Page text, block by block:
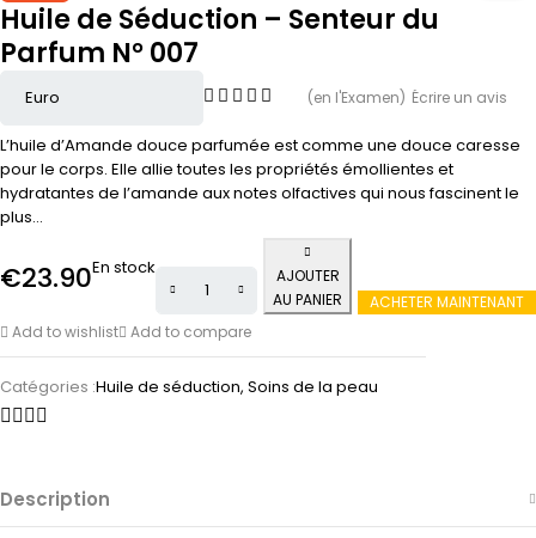
Huile de Séduction – Senteur du
Parfum N° 007
(en l'Examen) Écrire un avis
L’huile d’Amande douce parfumée est comme une douce caresse
pour le corps. Elle allie toutes les propriétés émollientes et
hydratantes de l’amande aux notes olfactives qui nous fascinent le
plus…
€23.90En stock
AJOUTER
AU PANIER
ACHETER MAINTENANT
Add to wishlist Add to compare
Catégories :Huile de séduction, Soins de la peau
Description